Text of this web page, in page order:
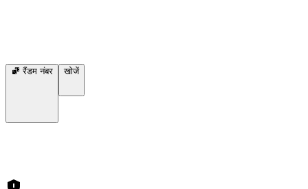
रैंडम नंबर खोजें